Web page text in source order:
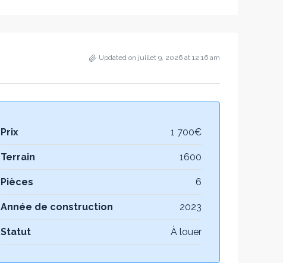
Updated on juillet 9, 2026 at 12:16 am
Prix 1 700€
Terrain 1600
Pièces 6
Année de construction 2023
Statut À louer